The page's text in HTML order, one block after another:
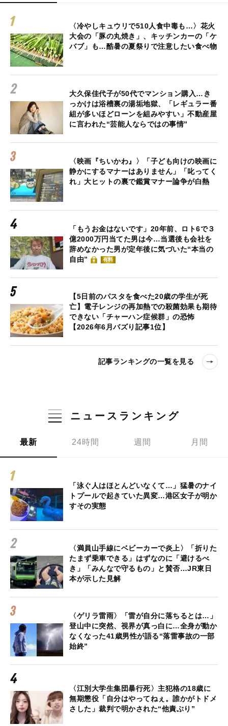
〈冷やしキュウリで510人食中毒も…〉花火
大会の「豚の丸焼き」、キッチンカーの「ケ
バブ」も…酷暑の夏祭りで注意したい食べ物
大久保佳代子が50代でマンション購入…き
っかけは浴槽裏の湯垢地獄、「レギュラー番
組が多いほどローンを組みやすい」不動産屋
に言われた“芸能人ならではの事情”
〈映画『ちいかわ』〉「子ども向けの映画に
静かにするマナーはありません」「叱ってく
れ」大ヒットの裏で鑑賞マナー論争が白熱
「もうお金はないです」20年前、ロト6で３
億2000万円当てた男は今…当選後も会社を
辞めなかった男が定年後に気づいた“本当の
自由”
有料
【5日前のパスタを食べた20歳の学生が死
亡】電子レンジの再加熱での殺菌効果も期待
できない「チャーハン症候群」の恐怖
【2026年6月バズり記事1位】
記事ランキングの一覧を見る
ニュースランキング
最新 24時間 週間 月間
「泳ぐ人はほとんどいなくて…」猛暑のナイ
トプールで起きていた異変…港区女子が明か
すその実態
〈満員山手線にベビーカーで炎上〉「折りた
たまず乗車できる」はずなのに「避けるべ
き」「みんなで守るもの」と賛否…JR東日
本が示した見解
〈ゲリラ雷雨〉「雷が自分に落ちるとは…」
登山中に突然、視界が真っ白に…全身が動か
なくなった41歳男性が語る“落雷事故の一部
始終”
〈江別大学生集団暴行死〉主犯格の18歳に
無期懲役「自分はやってねぇ。誰かがトドメ
さした」裁判で明かされた“他責ぶり”